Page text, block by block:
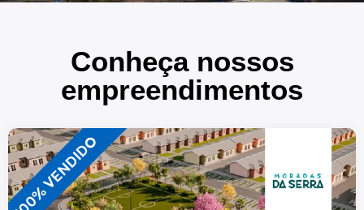
Conheça nossos
empreendimentos